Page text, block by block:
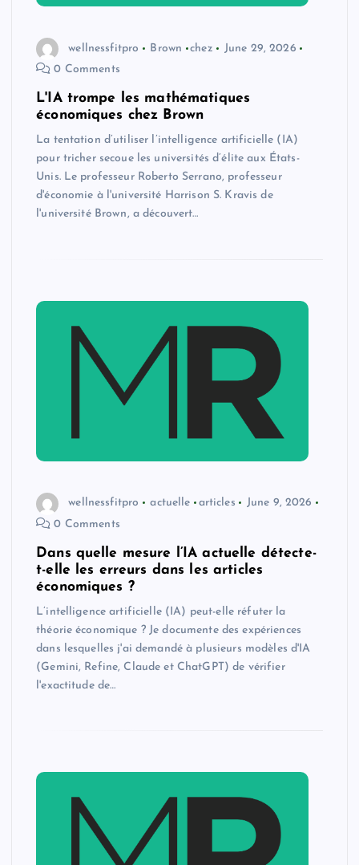
wellnessfitpro Brown chez
June 29, 2026
0 Comments
L'IA trompe les mathématiques
économiques chez Brown
La tentation d’utiliser l’intelligence artificielle (IA)
pour tricher secoue les universités d’élite aux États-
Unis. Le professeur Roberto Serrano, professeur
d'économie à l'université Harrison S. Kravis de
l'université Brown, a découvert…
wellnessfitpro actuelle articles
June 9, 2026
0 Comments
Dans quelle mesure l’IA actuelle détecte-
t-elle les erreurs dans les articles
économiques ?
L’intelligence artificielle (IA) peut-elle réfuter la
théorie économique ? Je documente des expériences
dans lesquelles j'ai demandé à plusieurs modèles d'IA
(Gemini, Refine, Claude et ChatGPT) de vérifier
l'exactitude de…